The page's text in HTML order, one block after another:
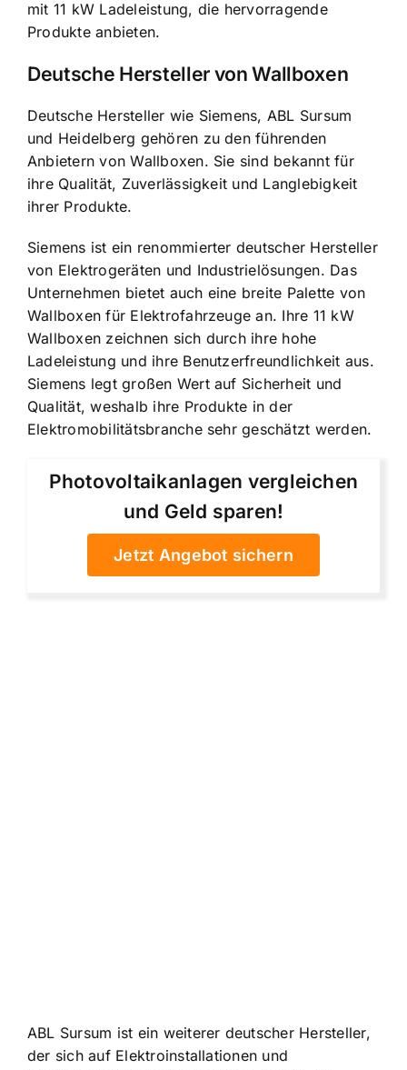
mit 11 kW Ladeleistung, die hervorragende
Produkte anbieten.
Deutsche Hersteller von Wallboxen
Deutsche Hersteller wie Siemens, ABL Sursum
und Heidelberg gehören zu den führenden
Anbietern von Wallboxen. Sie sind bekannt für
ihre Qualität, Zuverlässigkeit und Langlebigkeit
ihrer Produkte.
Siemens ist ein renommierter deutscher Hersteller
von Elektrogeräten und Industrielösungen. Das
Unternehmen bietet auch eine breite Palette von
Wallboxen für Elektrofahrzeuge an. Ihre 11 kW
Wallboxen zeichnen sich durch ihre hohe
Ladeleistung und ihre Benutzerfreundlichkeit aus.
Siemens legt großen Wert auf Sicherheit und
Qualität, weshalb ihre Produkte in der
Elektromobilitätsbranche sehr geschätzt werden.
Photovoltaikanlagen vergleichen
und Geld sparen!
Jetzt Angebot sichern
ABL Sursum ist ein weiterer deutscher Hersteller,
der sich auf Elektroinstallationen und